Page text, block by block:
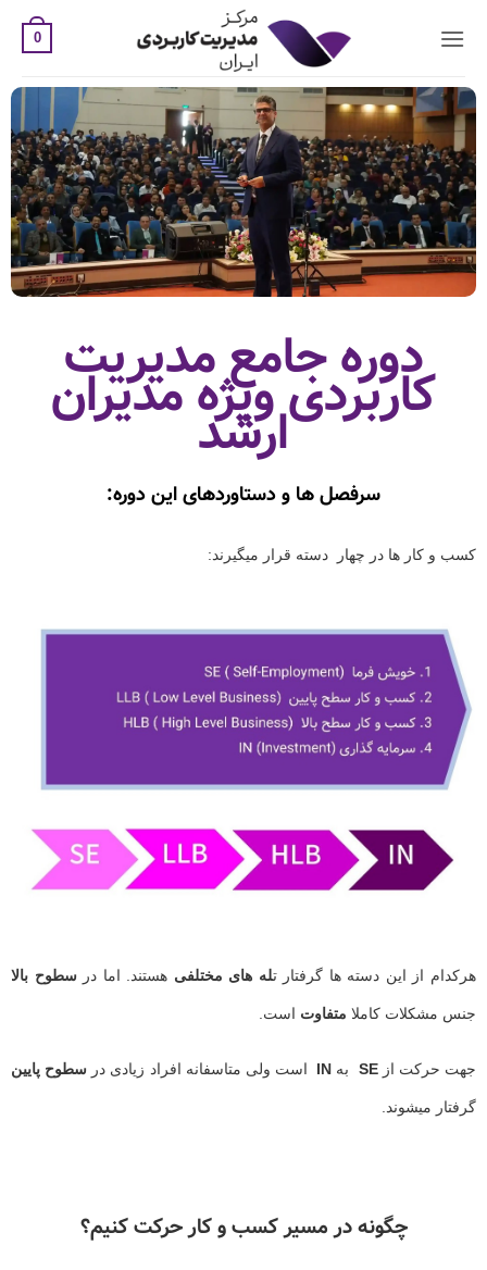
0
دوره جامع مدیریت
کاربردی ویژه مدیران
ارشد
سرفصل ها و دستاوردهای این دوره:
کسب و کار ها در چهار دسته قرار میگیرند:
هرکدام از این دسته ها گرفتار تله های مختلفی هستند. اما درسطوح بالا
جنس مشکلات کاملا متفاوت است.
جهت حرکت ازSE به IN است ولی متاسفانه افراد زیادی در سطوح پایین
گرفتار میشوند.
چگونه در مسیر کسب و کار حرکت کنیم؟